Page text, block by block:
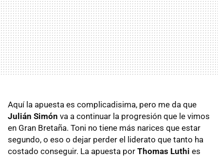
Aquí la apuesta es complicadisima, pero me da que
Julián Simón va a continuar la progresión que le vimos
en Gran Bretaña. Toni no tiene más narices que estar
segundo, o eso o dejar perder el liderato que tanto ha
costado conseguir. La apuesta por Thomas Luthi es